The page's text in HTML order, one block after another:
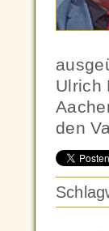
Ulrich
den